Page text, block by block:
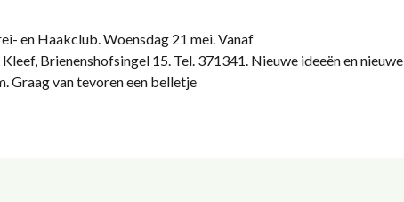
en Haakclub. Woensdag 21 mei. Vanaf
Brienenshofsingel 15. Tel. 371341. Nieuwe ideeën en nieuwe
Graag van tevoren een belletje